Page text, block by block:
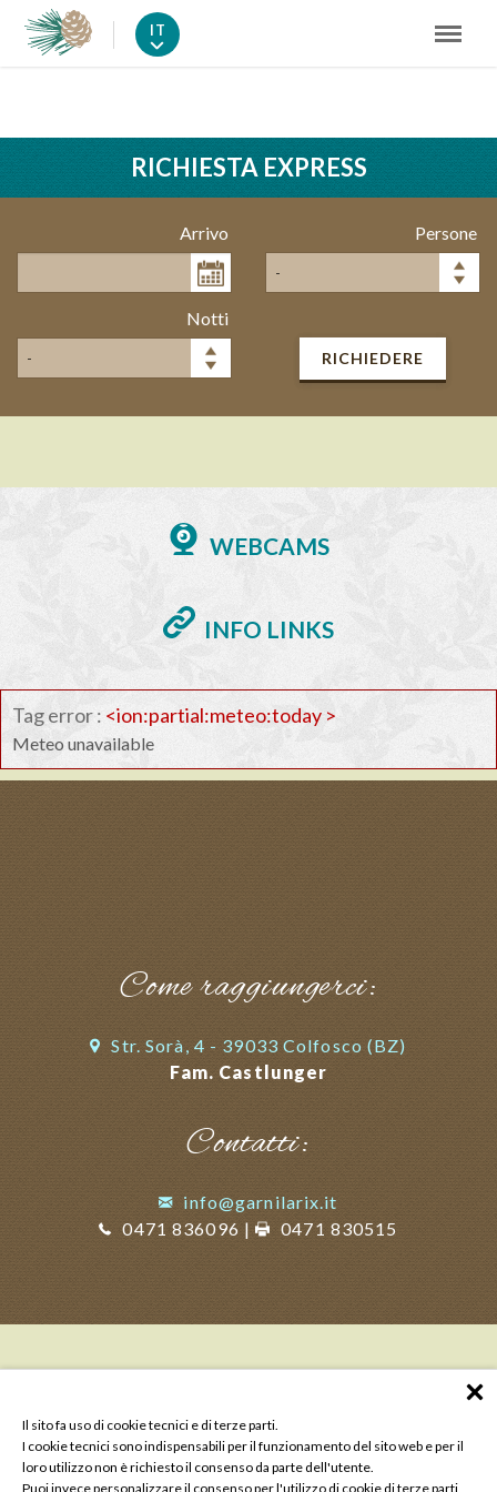
IT
RICHIESTA EXPRESS
Arrivo Persone
Notti
RICHIEDERE
WEBCAMS
INFO LINKS
Tag error : <ion:partial:meteo:today >
Meteo unavailable
Come raggiungerci:
Str. Sorà, 4 - 39033 Colfosco (BZ)
Fam. Castlunger
Contatti:
info@garnilarix.it
0471 836096 | 0471 830515
Il sito fa uso di cookie tecnici e di terze parti.
I cookie tecnici sono indispensabili per il funzionamento del sito web e per il
loro utilizzo non è richiesto il consenso da parte dell'utente.
Puoi invece personalizzare il consenso per l'utilizzo di cookie di terze parti